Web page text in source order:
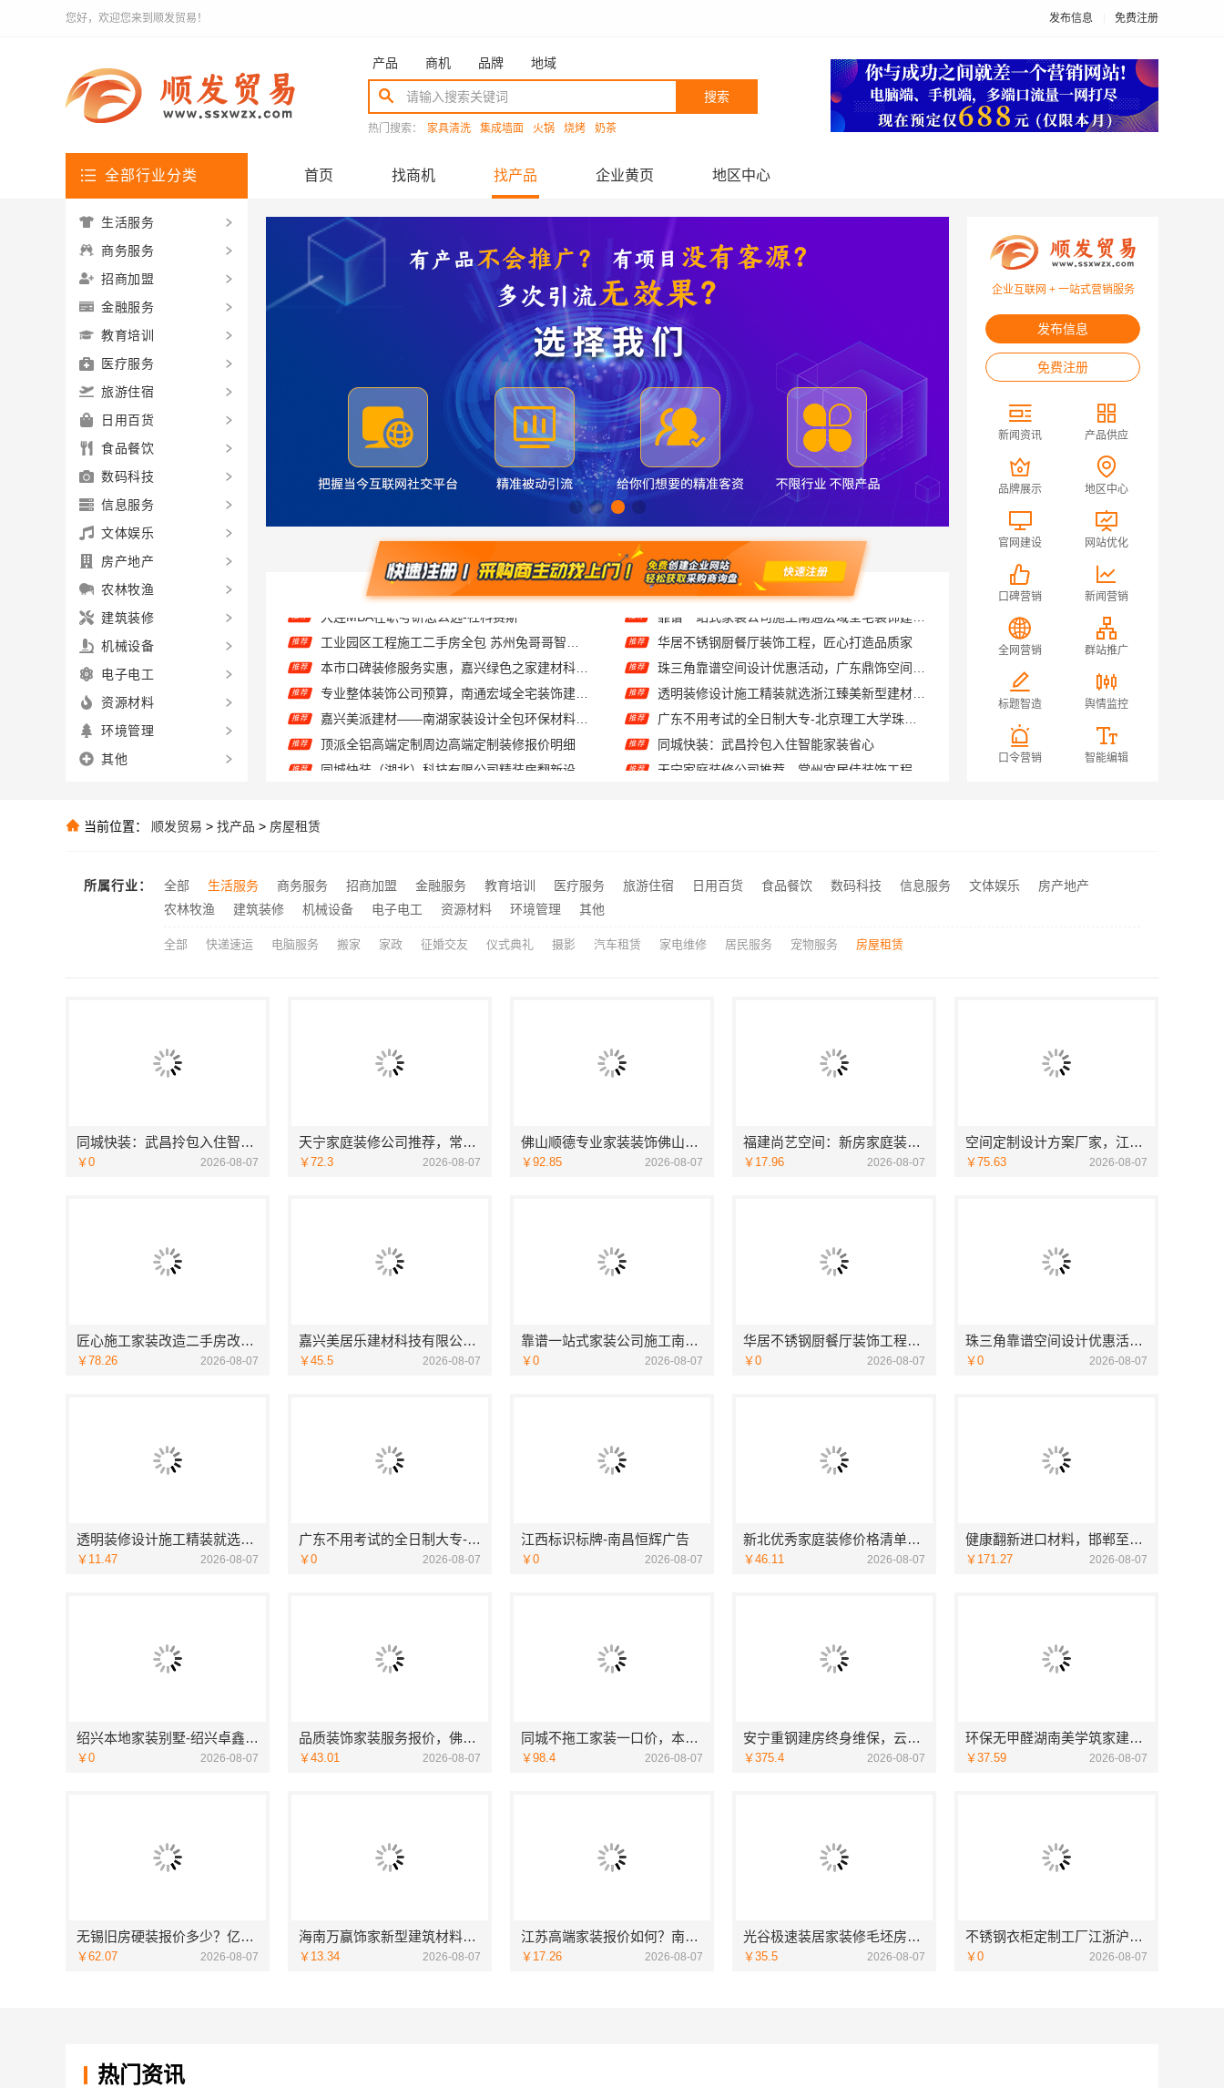
您好，欢迎您来到顺发贸易！ 发布信息 免费注册
产品 商机 品牌 地域
搜索
热门搜索： 家具清洗 集成墙面 火锅 烧烤 奶茶
全部行业分类 首页 找商机 找产品 企业黄页 地区中心
推荐
推荐 本市口碑装修服务实惠，嘉兴绿色之家建材科技有限公司为您打造环保家园
推荐 专业整体装饰公司预算，南通宏域全宅装饰建材精确报价
推荐 嘉兴美派建材——南湖家装设计全包环保材料推荐
推荐 顶派全铝高端定制周边高端定制装修报价明细
推荐
推荐
推荐
大连MBA在职考研怎么选-社科赛斯
推荐 华居不锈钢厨餐厅装饰工程，匠心打造品质家
推荐
推荐 透明装修设计施工精装就选浙江臻美新型建材有限公司
推荐 广东不用考试的全日制大专-北京理工大学珠海学院继教院
推荐 同城快装：武昌拎包入住智能家装省心
推荐
推荐
企业互联网 + 一站式营销服务
发布信息
免费注册
新闻资讯 产品供应
品牌展示 地区中心
官网建设 网站优化
口碑营销 新闻营销
全网营销 群站推广
标题智造 舆情监控
口令营销 智能编辑
生活服务
商务服务
招商加盟
金融服务
教育培训
医疗服务
旅游住宿
日用百货
食品餐饮
数码科技
信息服务
文体娱乐
房产地产
农林牧渔
建筑装修
机械设备
电子电工
资源材料
环境管理
其他
当前位置： 顺发贸易 > 找产品 > 房屋租赁
所属行业： 全部 生活服务 商务服务 招商加盟 金融服务 教育培训 医疗服务 旅游住宿 日用百货 食品餐饮 数码科技 信息服务 文体娱乐
房产地产
农林牧渔
建筑装修 机械设备 电子电工 资源材料 环境管理 其他
全部 快递速运 电脑服务 搬家 家政 征婚交友 仪式典礼 摄影 汽车租赁 家电维修 居民服务 宠物服务 房屋租赁
同城快装：武昌拎包入住智能家装省心
￥0 2026-08-07
天宁家庭装修公司推荐，常州宜居佳装饰工程有限公司值得信赖
￥72.3 2026-08-07
佛山顺德专业家装装饰佛山市雅居美家建筑装饰工程有限公司
￥92.85 2026-08-07
福建尚艺空间：新房家庭装修硬装施工服务
￥17.96 2026-08-07
空间定制设计方案厂家，江西圣匠新型环保材料有限公司，个性化全屋整装
￥75.63 2026-08-07
匠心施工家装改造二手房改造，宁波雅美和居建材科技有限公司
￥78.26 2026-08-07
嘉兴美居乐建材科技有限公司匠心施工
￥45.5 2026-08-07
靠谱一站式家装公司施工南通宏域全宅装饰建材有限公司
￥0 2026-08-07
华居不锈钢厨餐厅装饰工程，匠心打造品质家
￥0 2026-08-07
珠三角靠谱空间设计优惠活动，广东鼎饰空间装饰
￥0 2026-08-07
透明装修设计施工精装就选浙江臻美新型建材有限公司
￥11.47 2026-08-07
广东不用考试的全日制大专-北京理工大学珠海学院继教院
￥0 2026-08-07
江西标识标牌-南昌恒辉广告
￥0 2026-08-07
新北优秀家庭装修价格清单，常州宜居佳装饰工程有限公司
￥46.11 2026-08-07
健康翻新进口材料，邯郸至臻全宅新材料有限公司臻选全球优质原料
￥171.27 2026-08-07
绍兴本地家装别墅-绍兴卓鑫装饰材料有限公司专注别墅家装
￥0 2026-08-07
品质装饰家装服务报价，佛山市雅居美家建筑装饰工程有限公司透明实惠
￥43.01 2026-08-07
同城不拖工家装一口价，本地快装（湖北）科技有限公司全程托管
￥98.4 2026-08-07
安宁重钢建房终身维保，云南晟构建筑建材有限公司守护您的家
￥375.4 2026-08-07
环保无甲醛湖南美学筑家建材软装配套一站式
￥37.59 2026-08-07
无锡旧房硬装报价多少？亿莱居一站式全包服务
￥62.07 2026-08-07
海南万赢饰家新型建筑材料有限公司，局部改造居室报价明细
￥13.34 2026-08-07
江苏高端家装报价如何？南京市创亿讯透明实惠
￥17.26 2026-08-07
光谷极速装居家装修毛坯房，本地快装（湖北）科技有限公司装配化施工
￥35.5 2026-08-07
不锈钢衣柜定制工厂江浙沪联系电话——江苏东钢金属科技有限公司
￥0 2026-08-07
热门资讯